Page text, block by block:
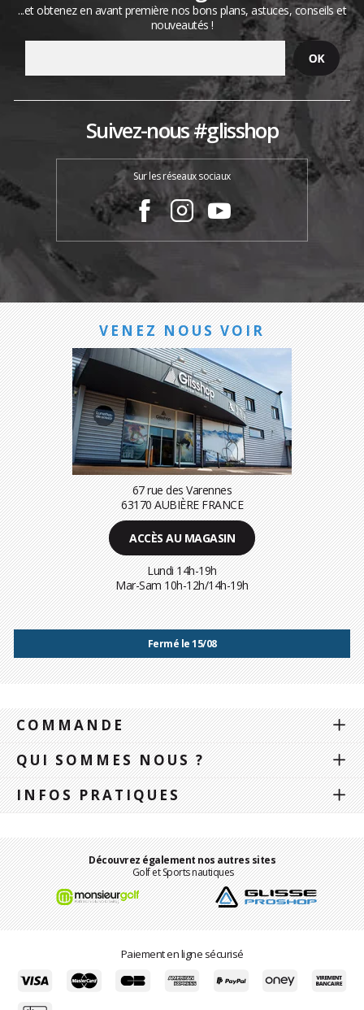
...et obtenez en avant première nos bons plans, astuces, conseils et
nouveautés !
Suivez-nous #glisshop
Sur les réseaux sociaux
VENEZ NOUS VOIR
67 rue des Varennes
63170 AUBIÈRE FRANCE
ACCÈS AU MAGASIN
Lundi 14h-19h
Mar-Sam 10h-12h/14h-19h
Fermé le 15/08
COMMANDE
QUI SOMMES NOUS ?
INFOS PRATIQUES
Découvrez également nos autres sites
Golf et Sports nautiques
Paiement en ligne sécurisé